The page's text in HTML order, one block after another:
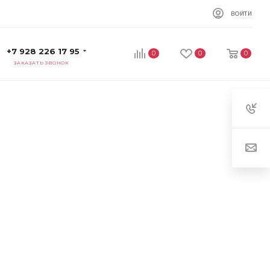
ВОЙТИ
0 0 0
+7 928 226 17 95
ЗАКАЗАТЬ ЗВОНОК